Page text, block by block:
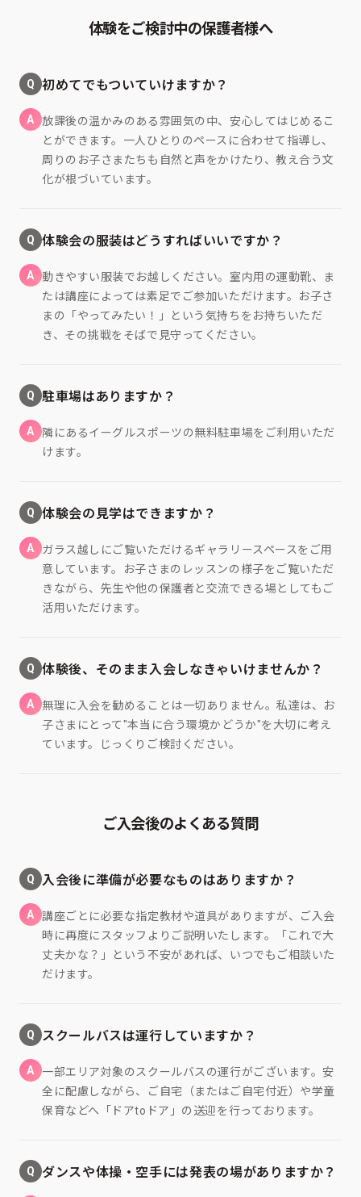
体験をご検討中の保護者様へ
Q 初めてでもついていけますか？
A
放課後の温かみのある雰囲気の中、安心してはじめるこ
とができます。一人ひとりのペースに合わせて指導し、
周りのお子さまたちも自然と声をかけたり、教え合う文
化が根づいています。
Q 体験会の服装はどうすればいいですか？
A
動きやすい服装でお越しください。室内用の運動靴、ま
たは講座によっては素足でご参加いただけます。お子さ
まの「やってみたい！」という気持ちをお持ちいただ
き、その挑戦をそばで見守ってください。
Q 駐車場はありますか？
A
隣にあるイーグルスポーツの無料駐車場をご利用いただ
けます。
Q 体験会の見学はできますか？
A
ガラス越しにご覧いただけるギャラリースペースをご用
意しています。お子さまのレッスンの様子をご覧いただ
きながら、先生や他の保護者と交流できる場としてもご
活用いただけます。
Q 体験後、そのまま入会しなきゃいけませんか？
A
無理に入会を勧めることは一切ありません。私達は、お
子さまにとって"本当に合う環境かどうか"を大切に考え
ています。じっくりご検討ください。
ご入会後のよくある質問
Q 入会後に準備が必要なものはありますか？
A
講座ごとに必要な指定教材や道具がありますが、ご入会
時に再度にスタッフよりご説明いたします。「これで大
丈夫かな？」という不安があれば、いつでもご相談いた
だけます。
Q スクールバスは運行していますか？
A
一部エリア対象のスクールバスの運行がございます。安
全に配慮しながら、ご自宅（またはご自宅付近）や学童
保育などへ「ドアtoドア」の送迎を行っております。
Q ダンスや体操・空手には発表の場がありますか？